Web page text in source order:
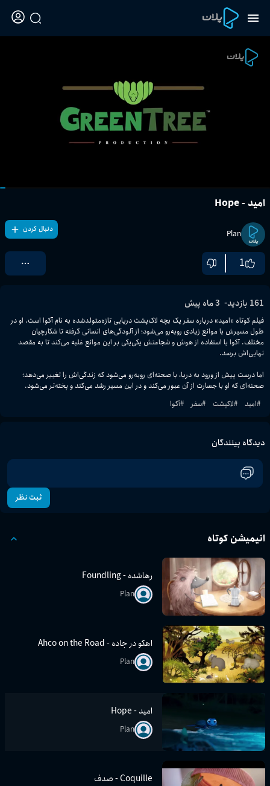
امید - Hope
Plan دنبال کردن
1
161 بازدید- 3 ماه پیش
فیلم کوتاه «امید» درباره سفر یک بچه لاک‌پشت دریایی تازه‌متولدشده به نام آکوا است. او در
طول مسیرش با موانع زیادی روبه‌رو می‌شود؛ از آلودگی‌های انسانی گرفته تا شکارچیان
مختلف. آکوا با استفاده از هوش و شجاعتش یکی‌یکی بر این موانع غلبه می‌کند تا به مقصد
اما درست پیش از ورود به دریا، با صحنه‌ای روبه‌رو می‌شود که زندگی‌اش را تغییر می‌دهد؛
صحنه‌ای که او با جسارت از آن عبور می‌کند و در این مسیر رشد می‌کند و پخته‌تر می‌شود.
#امید #لاکپشت #سفر #آکوا
دیدگاه بینندگان
ثبت نظر
انیمیشن کوتاه
رها‌شده - Foundling
Plan
اهکو در جاده - Ahco on the Road
Plan
امید - Hope
Plan
Coquille - صدف